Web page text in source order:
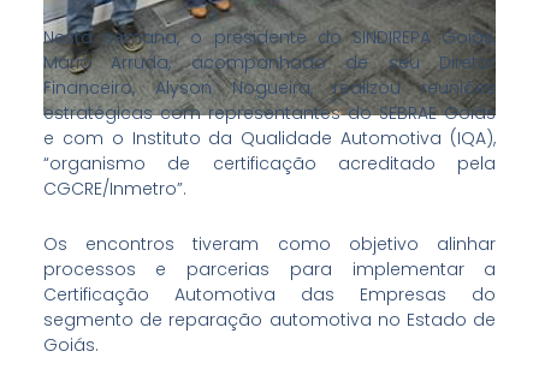
Nesta semana, o presidente do SINDIREPA Goiás,
Mário Arruda, acompanhado de seu Diretor
Financeiro, Alyson Nogueira, realizou reuniões
estratégicas com representantes do SEBRAE Goiás
e com o Instituto da Qualidade Automotiva (IQA),
“organismo de certificação acreditado pela
CGCRE/Inmetro”.
Os encontros tiveram como objetivo alinhar
processos e parcerias para implementar a
Certificação Automotiva das Empresas do
segmento de reparação automotiva no Estado de
Goiás.